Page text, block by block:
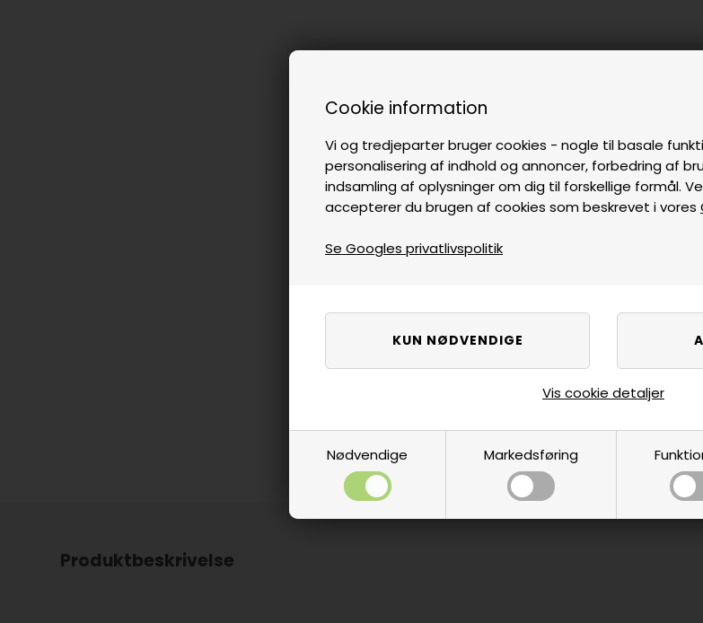
Cookie information
Vi og tredjeparter bruger cookies - nogle til basale
personalisering af indhold og annoncer, forbedring af
indsamling af oplysninger om dig til forskellige formål.
accepterer du brugen af cookies som beskrevet i vores
Se Googles privatlivspolitik
Nødvendige Markedsføring
Vis cookie detaljer
Produktbeskrivelse